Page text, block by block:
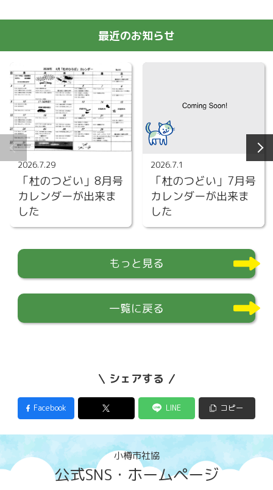
最近のお知らせ
2026.7.29
「杜のつどい」8月号
カレンダーが出来ま
した
2026.7.1
「杜のつどい」7月号
カレンダーが出来ま
した
もっと見る
一覧に戻る
シェアする
Facebook LINE コピー
小樽市社協
公式SNS・ホームページ